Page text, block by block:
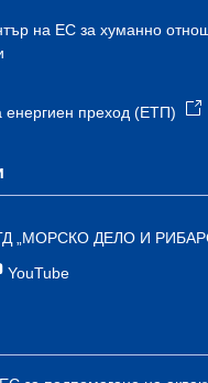
на ЕС за хуманно
енергиен преход (ЕТП)
„МОРСКО ДЕЛО И
YouTube